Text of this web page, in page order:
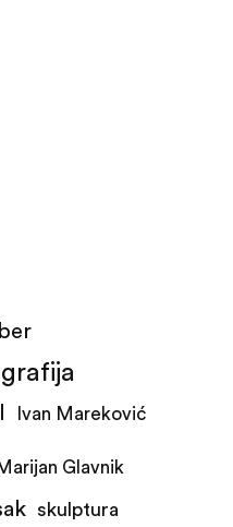
Ivan Mareković
Glavnik
skulptura